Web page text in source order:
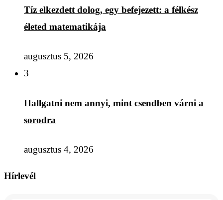
Tíz elkezdett dolog, egy befejezett: a félkész
életed matematikája
augusztus 5, 2026
3
Hallgatni nem annyi, mint csendben várni a
sorodra
augusztus 4, 2026
Hírlevél